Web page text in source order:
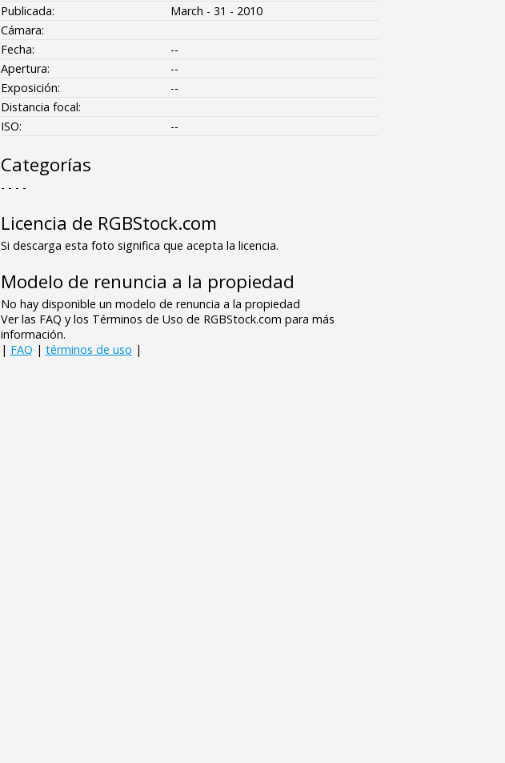
Publicada:
March - 31 - 2010
Cámara:
Fecha:
--
Apertura:
--
Exposición:
--
Distancia focal:
ISO:
--
Categorías
- - - -
Licencia de RGBStock.com
Si descarga esta foto significa que acepta la licencia.
Modelo de renuncia a la propiedad
No hay disponible un modelo de renuncia a la propiedad
Ver las FAQ y los Términos de Uso de RGBStock.com para más
información.
| FAQ | términos de uso |